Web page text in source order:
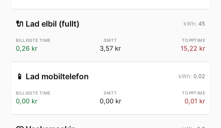
🔌 Lad elbil (fullt) 45
0,26 kr 3,57 kr 15,22 kr
📱 Lad mobiltelefon 0.02
0,00 kr 0,00 kr 0,01 kr